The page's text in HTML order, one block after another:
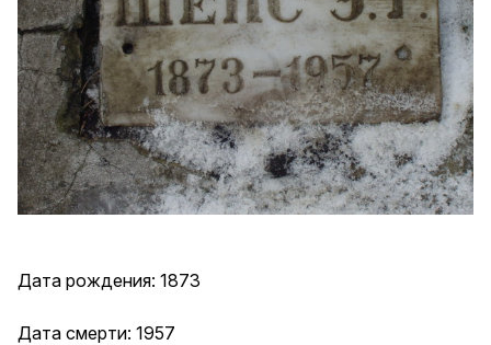
Дата рождения: 1873
Дата смерти: 1957